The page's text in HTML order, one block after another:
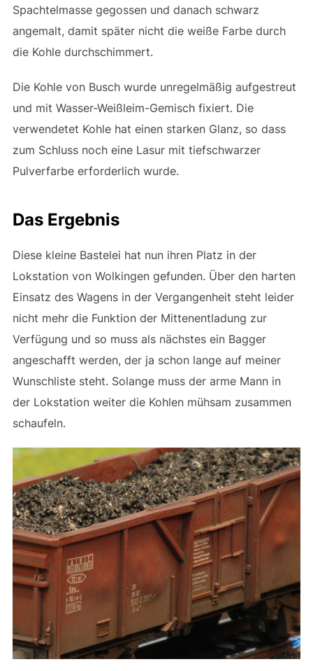
Spachtelmasse gegossen und danach schwarz
angemalt, damit später nicht die weiße Farbe durch
die Kohle durchschimmert.
Die Kohle von Busch wurde unregelmäßig aufgestreut
und mit Wasser-Weißleim-Gemisch fixiert. Die
verwendetet Kohle hat einen starken Glanz, so dass
zum Schluss noch eine Lasur mit tiefschwarzer
Pulverfarbe erforderlich wurde.
Das Ergebnis
Diese kleine Bastelei hat nun ihren Platz in der
Lokstation von Wolkingen gefunden. Über den harten
Einsatz des Wagens in der Vergangenheit steht leider
nicht mehr die Funktion der Mittenentladung zur
Verfügung und so muss als nächstes ein Bagger
angeschafft werden, der ja schon lange auf meiner
Wunschliste steht. Solange muss der arme Mann in
der Lokstation weiter die Kohlen mühsam zusammen
schaufeln.